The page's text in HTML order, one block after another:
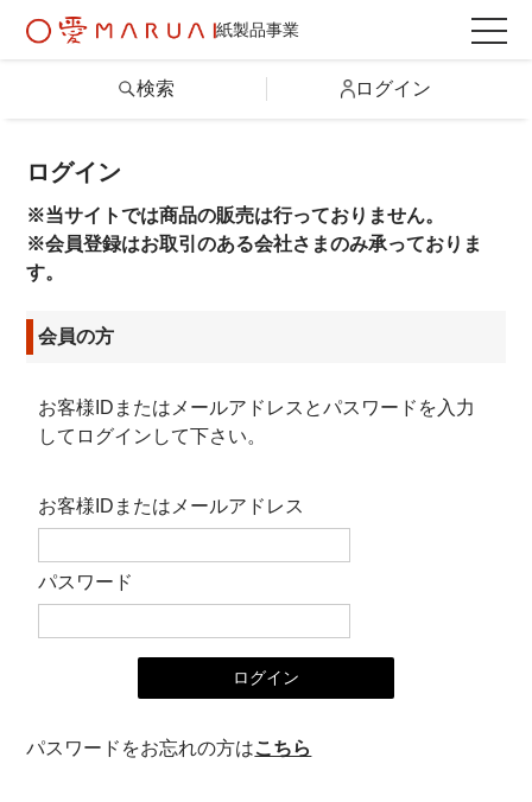
紙製品事業
詳しい条件から探す
製品情報トップ
カテゴリから探す
卸売業・小売業のお客様
検索 ログイン
ログイン
※当サイトでは商品の販売は行っておりません。
※会員登録はお取引のある会社さまのみ承っておりま
す。
会員の方
お客様IDまたはメールアドレス とパスワード を入力
してログインして下さい。
お客様IDまたはメールアドレス
パスワード
パスワードをお忘れの方はこちら